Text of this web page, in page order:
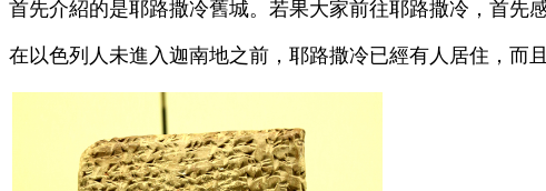
首先介紹的是耶路撒冷舊城。若果大家前往耶路撒冷，首先
在以色列人未進入迦南地之前，耶路撒冷已經有人居住，而